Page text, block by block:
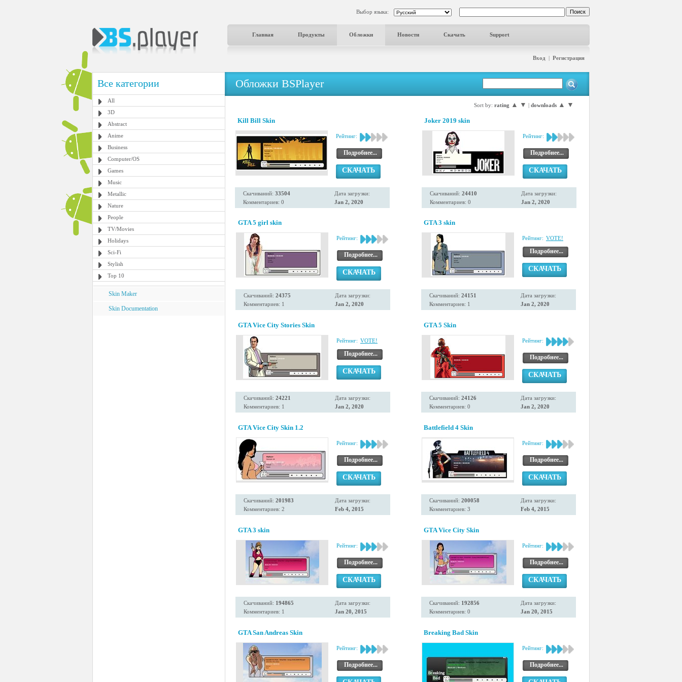
Выбор языка:
Главная Продукты Обложки Новости Скачать Support
Вход | Регистрация
Все категории
All
3D
Abstract
Anime
Business
Computer/OS
Games
Music
Metallic
Nature
People
TV/Movies
Holidays
Sci-Fi
Stylish
Top 10
Skin Maker
Skin Documentation
Обложки BSPlayer
Sort by: rating ▲ ▼ | downloads ▲ ▼
Kill Bill Skin
Рейтинг:
Подробнее...
СКАЧАТЬ
Скачиваний: 33504
Комментариев: 0
Дата загрузки:
Jan 2, 2020
Joker 2019 skin
Рейтинг:
Подробнее...
СКАЧАТЬ
Скачиваний: 24410
Комментариев: 0
Дата загрузки:
Jan 2, 2020
GTA 5 girl skin
Рейтинг:
Подробнее...
СКАЧАТЬ
Скачиваний: 24375
Комментариев: 1
Дата загрузки:
Jan 2, 2020
GTA 3 skin
Рейтинг: VOTE!
Подробнее...
СКАЧАТЬ
Скачиваний: 24151
Комментариев: 1
Дата загрузки:
Jan 2, 2020
GTA Vice City Stories Skin
Рейтинг: VOTE!
Подробнее...
СКАЧАТЬ
Скачиваний: 24221
Комментариев: 1
Дата загрузки:
Jan 2, 2020
GTA 5 Skin
Рейтинг:
Подробнее...
СКАЧАТЬ
Скачиваний: 24126
Комментариев: 0
Дата загрузки:
Jan 2, 2020
GTA Vice City Skin 1.2
Рейтинг:
Подробнее...
СКАЧАТЬ
Скачиваний: 201983
Комментариев: 2
Дата загрузки:
Feb 4, 2015
Battlefield 4 Skin
Рейтинг:
Подробнее...
СКАЧАТЬ
Скачиваний: 200058
Комментариев: 3
Дата загрузки:
Feb 4, 2015
GTA 3 skin
Рейтинг:
Подробнее...
СКАЧАТЬ
Скачиваний: 194865
Комментариев: 1
Дата загрузки:
Jan 20, 2015
GTA Vice City Skin
Рейтинг:
Подробнее...
СКАЧАТЬ
Скачиваний: 192856
Комментариев: 0
Дата загрузки:
Jan 20, 2015
GTA San Andreas Skin
Рейтинг:
Подробнее...
Breaking Bad Skin
Рейтинг:
Подробнее...